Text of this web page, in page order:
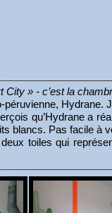
» - c’est la
péruvienne, Hydrane.
qu’Hydrane a
blancs. Pas facile à
toiles qui